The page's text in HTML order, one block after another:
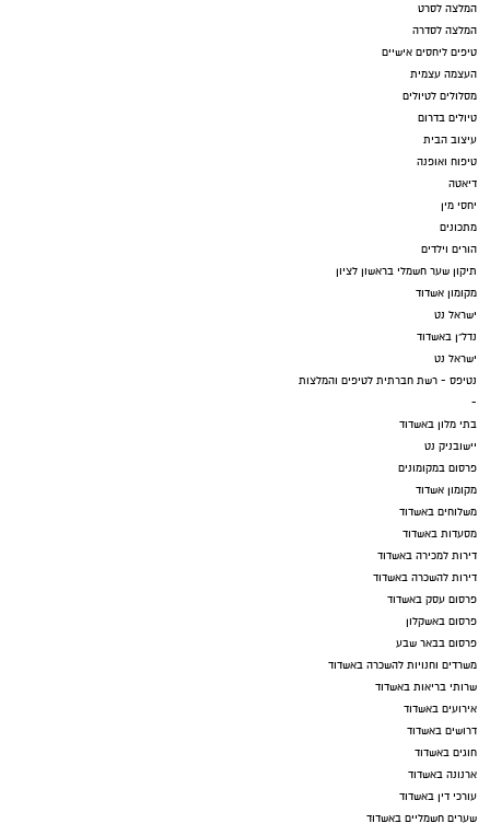
המלצה לסרט
המלצה לסדרה
טיפים ליחסים אישיים
העצמה עצמית
מסלולים לטיולים
טיולים בדרום
עיצוב הבית
טיפוח ואופנה
דיאטה
יחסי מין
מתכונים
הורים וילדים
תיקון שער חשמלי בראשון לציון
מקומון אשדוד
ישראל נט
נדל"ן באשדוד
ישראל נט
נטיפס - רשת חברתית לטיפים והמלצות
-
בתי מלון באשדוד
יישובניק נט
פרסום במקומונים
מקומון אשדוד
משלוחים באשדוד
מסעדות באשדוד
דירות למכירה באשדוד
דירות להשכרה באשדוד
פרסום עסק באשדוד
פרסום באשקלון
פרסום בבאר שבע
משרדים וחנויות להשכרה באשדוד
שרותי בריאות באשדוד
אירועים באשדוד
דרושים באשדוד
חוגים באשדוד
ארנונה באשדוד
עורכי דין באשדוד
שערים חשמליים באשדוד